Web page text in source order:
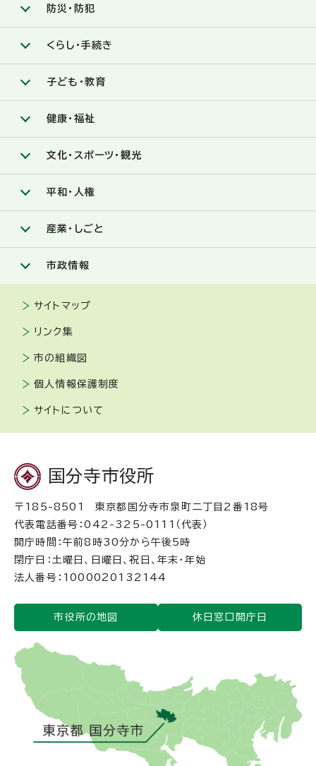
防災・防犯
くらし・手続き
子ども・教育
健康・福祉
文化・スポーツ・観光
平和・人権
産業・しごと
市政情報
サイトマップ
リンク集
市の組織図
個人情報保護制度
サイトについて
国分寺市役所
〒185-8501 東京都国分寺市泉町二丁目2番18号
代表電話番号：042-325-0111（代表）
開庁時間：午前8時30分から午後5時
閉庁日：土曜日、日曜日、祝日、年末・年始
法人番号：1000020132144
市役所の地図 休日窓口開庁日